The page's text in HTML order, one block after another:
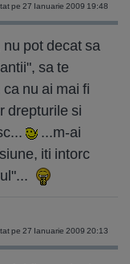
pe 27 Ianuarie 2009 19:48
pot decat sa
sa te
nu ai mai fi
drepturile si
...m-ai
iti intorc
pe 27 Ianuarie 2009 20:13